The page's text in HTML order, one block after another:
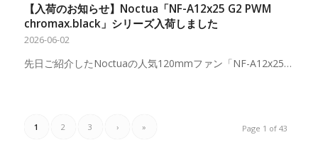
【入荷のお知らせ】Noctua「NF-A12x25 G2 PWM
chromax.black」シリーズ入荷しました
2026-06-02
先日ご紹介したNoctuaの人気120mmファン「NF-A12x25…
Page 1 of 43
1 2 3 › »